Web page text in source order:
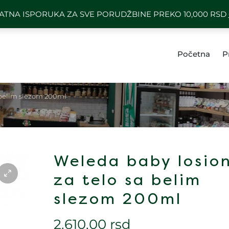
ISPORUKA ZA SVE PORUDŽBINE PREKO 10,000 RSD
64 1101 494 BESPLATNA
Početna
slezom 200ml
Weleda baby
za telo sa belim
slezom 200ml
2.610,00 rsd